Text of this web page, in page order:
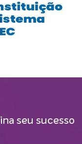
seu sucesso